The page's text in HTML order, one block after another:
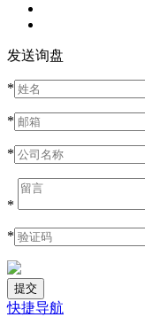
发送询盘
*
*
*
*
*
快捷导航